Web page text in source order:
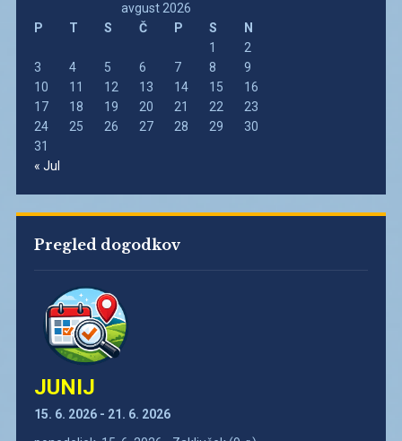
avgust 2026
P
T S Č P S
N
1
2
3
4 5 6 7 8
9
10
11 12 13 14 15
16
17
18 19 20 21 22
23
24
25 26 27 28 29
30
31
« Jul
Pregled dogodkov
JUNIJ
15. 6. 2026 - 21. 6. 2026